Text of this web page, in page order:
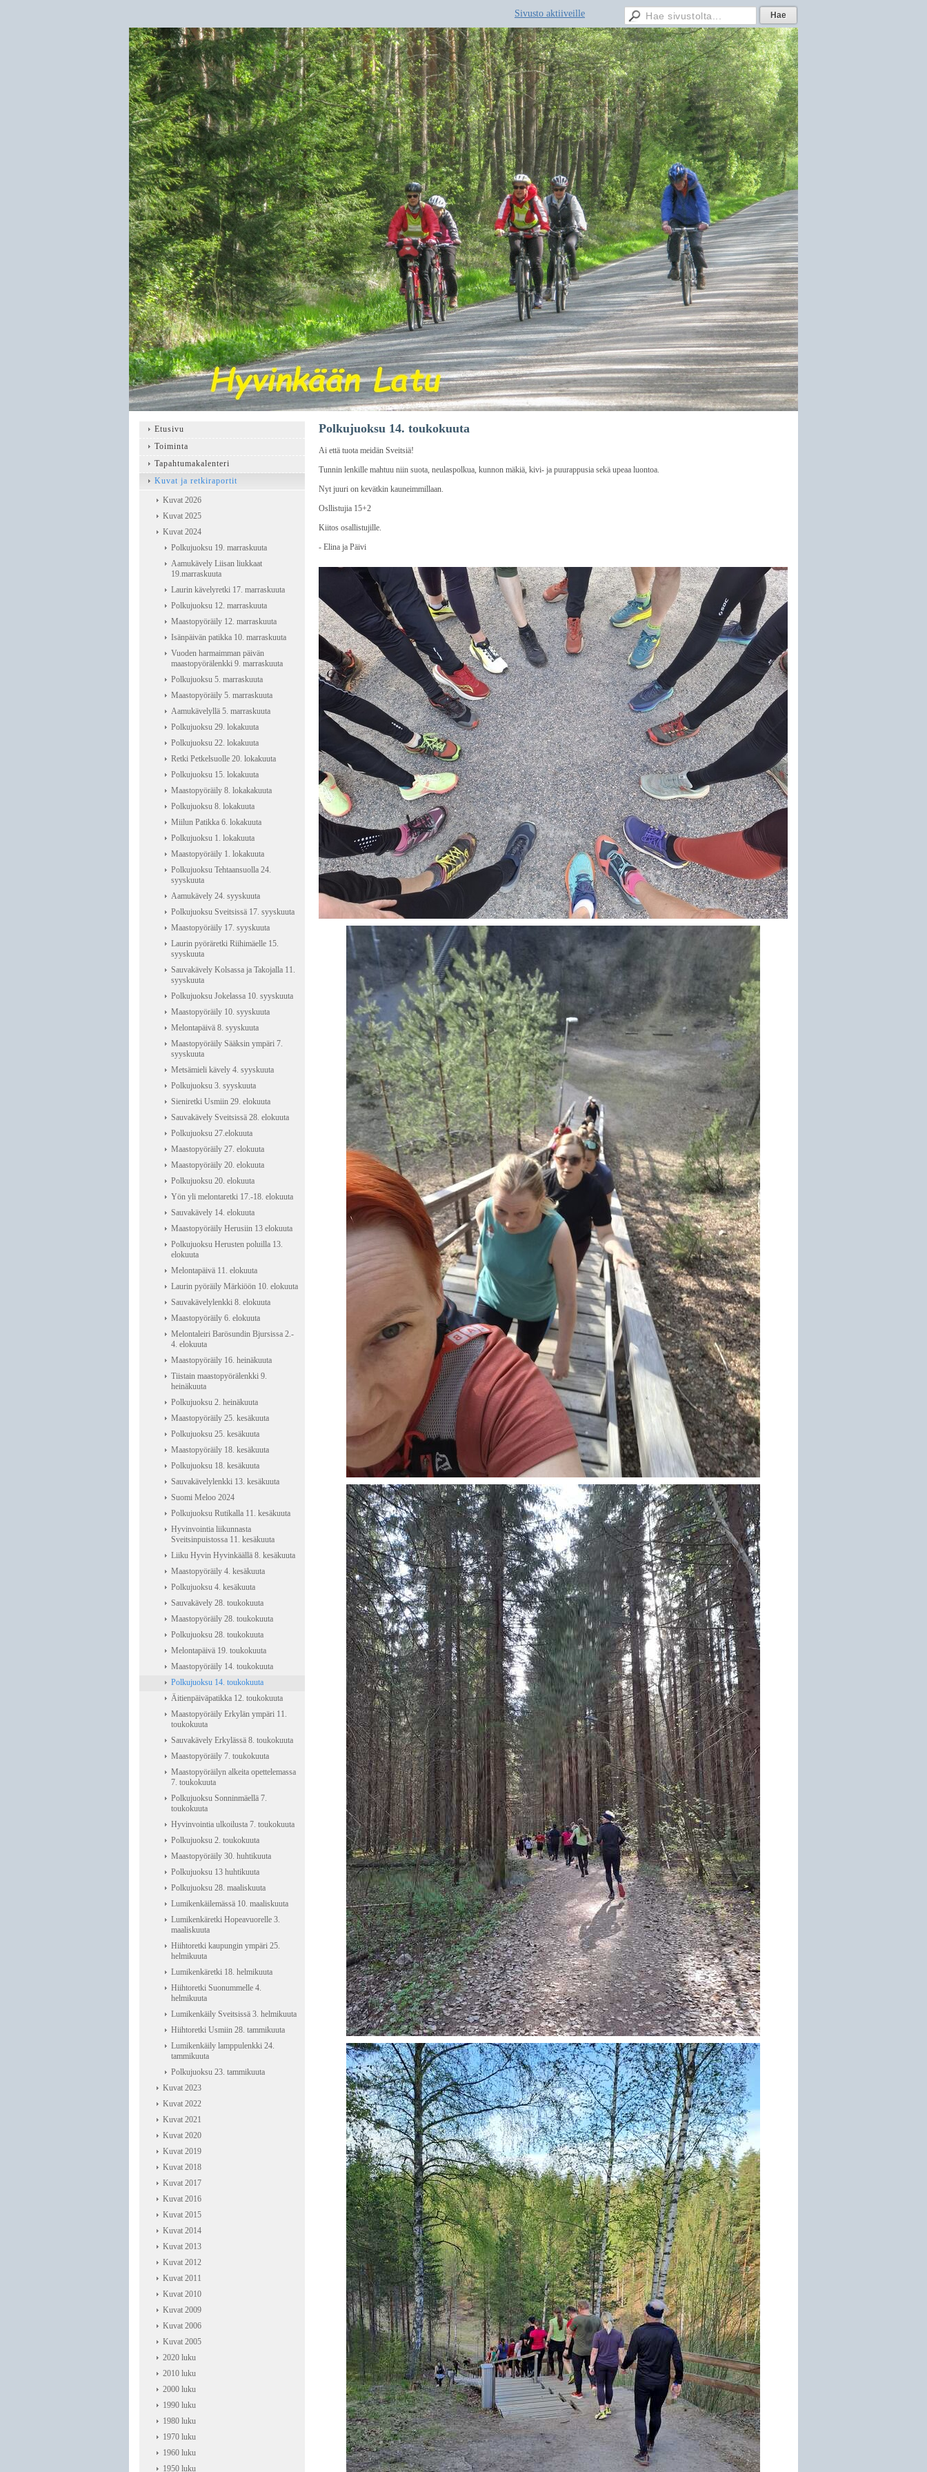
Sivusto aktiiveille
Polkujuoksu 14. toukokuuta
Ai että tuota meidän Sveitsiä!
Tunnin lenkille mahtuu niin suota, neulaspolkua, kunnon mäkiä, kivi- ja puurappusia sekä upeaa luontoa.
Nyt juuri on kevätkin kauneimmillaan.
Osllistujia 15+2
Kiitos osallistujille.
- Elina ja Päivi
Etusivu
Toiminta
Tapahtumakalenteri
Kuvat ja retkiraportit
Kuvat 2026
Kuvat 2025
Kuvat 2024
Polkujuoksu 19. marraskuuta
Aamukävely Liisan liukkaat
19.marraskuuta
Laurin kävelyretki 17. marraskuuta
Polkujuoksu 12. marraskuuta
Maastopyöräily 12. marraskuuta
Isänpäivän patikka 10. marraskuuta
Vuoden harmaimman päivän
maastopyörälenkki 9. marraskuuta
Polkujuoksu 5. marraskuuta
Maastopyöräily 5. marraskuuta
Aamukävelyllä 5. marraskuuta
Polkujuoksu 29. lokakuuta
Polkujuoksu 22. lokakuuta
Retki Petkelsuolle 20. lokakuuta
Polkujuoksu 15. lokakuuta
Maastopyöräily 8. lokakakuuta
Polkujuoksu 8. lokakuuta
Miilun Patikka 6. lokakuuta
Polkujuoksu 1. lokakuuta
Maastopyöräily 1. lokakuuta
Polkujuoksu Tehtaansuolla 24.
syyskuuta
Aamukävely 24. syyskuuta
Polkujuoksu Sveitsissä 17. syyskuuta
Maastopyöräily 17. syyskuuta
Laurin pyöräretki Riihimäelle 15.
syyskuuta
Sauvakävely Kolsassa ja Takojalla 11.
syyskuuta
Polkujuoksu Jokelassa 10. syyskuuta
Maastopyöräily 10. syyskuuta
Melontapäivä 8. syyskuuta
Maastopyöräily Sääksin ympäri 7.
syyskuuta
Metsämieli kävely 4. syyskuuta
Polkujuoksu 3. syyskuuta
Sieniretki Usmiin 29. elokuuta
Sauvakävely Sveitsissä 28. elokuuta
Polkujuoksu 27.elokuuta
Maastopyöräily 27. elokuuta
Maastopyöräily 20. elokuuta
Polkujuoksu 20. elokuuta
Yön yli melontaretki 17.-18. elokuuta
Sauvakävely 14. elokuuta
Maastopyöräily Herusiin 13 elokuuta
Polkujuoksu Herusten poluilla 13.
elokuuta
Melontapäivä 11. elokuuta
Laurin pyöräily Märkiöön 10. elokuuta
Sauvakävelylenkki 8. elokuuta
Maastopyöräily 6. elokuuta
Melontaleiri Barösundin Bjursissa 2.-
4. elokuuta
Maastopyöräily 16. heinäkuuta
Tiistain maastopyörälenkki 9.
heinäkuuta
Polkujuoksu 2. heinäkuuta
Maastopyöräily 25. kesäkuuta
Polkujuoksu 25. kesäkuuta
Maastopyöräily 18. kesäkuuta
Polkujuoksu 18. kesäkuuta
Sauvakävelylenkki 13. kesäkuuta
Suomi Meloo 2024
Polkujuoksu Rutikalla 11. kesäkuuta
Hyvinvointia liikunnasta
Sveitsinpuistossa 11. kesäkuuta
Liiku Hyvin Hyvinkäällä 8. kesäkuuta
Maastopyöräily 4. kesäkuuta
Polkujuoksu 4. kesäkuuta
Sauvakävely 28. toukokuuta
Maastopyöräily 28. toukokuuta
Polkujuoksu 28. toukokuuta
Melontapäivä 19. toukokuuta
Maastopyöräily 14. toukokuuta
Polkujuoksu 14. toukokuuta
Äitienpäiväpatikka 12. toukokuuta
Maastopyöräily Erkylän ympäri 11.
toukokuuta
Sauvakävely Erkylässä 8. toukokuuta
Maastopyöräily 7. toukokuuta
Maastopyöräilyn alkeita opettelemassa
7. toukokuuta
Polkujuoksu Sonninmäellä 7.
toukokuuta
Hyvinvointia ulkoilusta 7. toukokuuta
Polkujuoksu 2. toukokuuta
Maastopyöräily 30. huhtikuuta
Polkujuoksu 13 huhtikuuta
Polkujuoksu 28. maaliskuuta
Lumikenkäilemässä 10. maaliskuuta
Lumikenkäretki Hopeavuorelle 3.
maaliskuuta
Hiihtoretki kaupungin ympäri 25.
helmikuuta
Lumikenkäretki 18. helmikuuta
Hiihtoretki Suonummelle 4.
helmikuuta
Lumikenkäily Sveitsissä 3. helmikuuta
Hiihtoretki Usmiin 28. tammikuuta
Lumikenkäily lamppulenkki 24.
tammikuuta
Polkujuoksu 23. tammikuuta
Kuvat 2023
Kuvat 2022
Kuvat 2021
Kuvat 2020
Kuvat 2019
Kuvat 2018
Kuvat 2017
Kuvat 2016
Kuvat 2015
Kuvat 2014
Kuvat 2013
Kuvat 2012
Kuvat 2011
Kuvat 2010
Kuvat 2009
Kuvat 2006
Kuvat 2005
2020 luku
2010 luku
2000 luku
1990 luku
1980 luku
1970 luku
1960 luku
1950 luku